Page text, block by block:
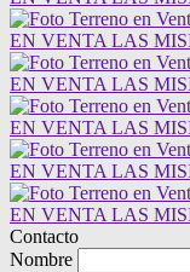
Contacto
Nombre